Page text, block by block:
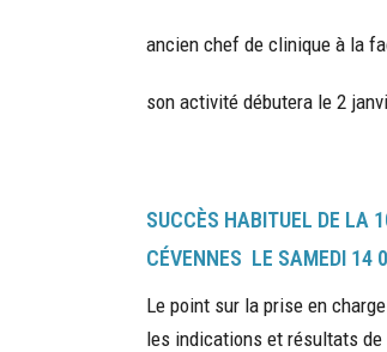
ancien chef de clinique à la
son activité débutera le 2
SUCCÈS HABITUEL DE LA
CÉVENNES LE SAMEDI 14
Le point sur la prise en
les indications et résultats de